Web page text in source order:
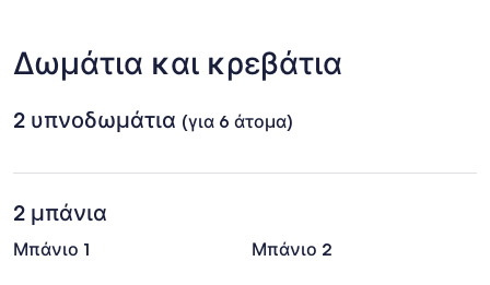
(HHH)
Δωμάτια και κρεβάτια
2 υπνοδωμάτια (για 6 άτομα)
2 μπάνια
Μπάνιο 1 Μπάνιο 2